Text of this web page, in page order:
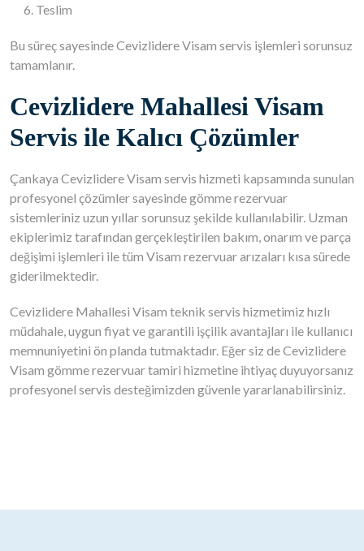
Teslim
Bu süreç sayesinde Cevizlidere Visam servis işlemleri sorunsuz
tamamlanır.
Cevizlidere Mahallesi Visam
Servis ile Kalıcı Çözümler
Çankaya Cevizlidere Visam servis hizmeti kapsamında sunulan
profesyonel çözümler sayesinde gömme rezervuar
sistemleriniz uzun yıllar sorunsuz şekilde kullanılabilir. Uzman
ekiplerimiz tarafından gerçekleştirilen bakım, onarım ve parça
değişimi işlemleri ile tüm Visam rezervuar arızaları kısa sürede
giderilmektedir.
Cevizlidere Mahallesi Visam teknik servis hizmetimiz hızlı
müdahale, uygun fiyat ve garantili işçilik avantajları ile kullanıcı
memnuniyetini ön planda tutmaktadır. Eğer siz de Cevizlidere
Visam gömme rezervuar tamiri hizmetine ihtiyaç duyuyorsanız
profesyonel servis desteğimizden güvenle yararlanabilirsiniz.